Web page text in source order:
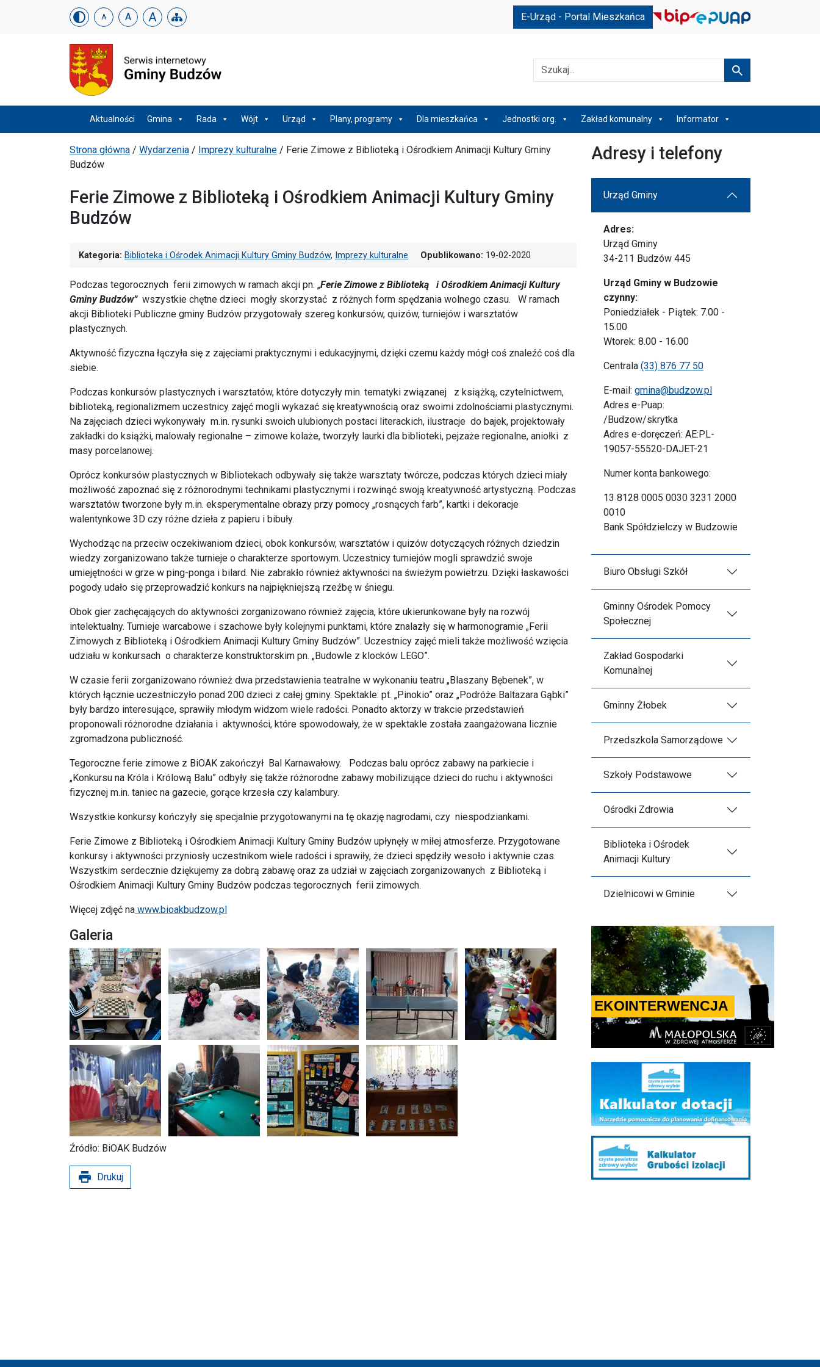
Urząd Gminy w Budzowie
Skip menu A A A E-Urząd - Portal Mieszkańca
Szukaj Szukaj
Menu główneAktualności Gmina Rada Wójt Urząd Plany, programy Dla mieszkańca Jednostki org. Zakład komunalny Informator
Ścieżka powrotu
Strona główna / Wydarzenia / Imprezy kulturalne / Ferie Zimowe z Biblioteką i Ośrodkiem Animacji Kultury Gminy
Budzów
Ferie Zimowe z Biblioteką i Ośrodkiem Animacji Kultury Gminy
Budzów
Kategoria: Biblioteka i Ośrodek Animacji Kultury Gminy Budzów, Imprezy kulturalne Opublikowano: 19-02-2020
Podczas tegorocznych ferii zimowych w ramach akcji pn. „Ferie Zimowe z Biblioteką i Ośrodkiem Animacji Kultury
Gminy Budzów”wszystkie chętne dzieci mogły skorzystać z różnych form spędzania wolnego czasu. W ramach
akcji Biblioteki Publiczne gminy Budzów przygotowały szereg konkursów, quizów, turniejów i warsztatów
plastycznych.
Aktywność fizyczna łączyła się z zajęciami praktycznymi i edukacyjnymi, dzięki czemu każdy mógł coś znaleźć coś dla
siebie.
Podczas konkursów plastycznych i warsztatów, które dotyczyły min. tematyki związanej z książką, czytelnictwem,
biblioteką, regionalizmem uczestnicy zajęć mogli wykazać się kreatywnością oraz swoimi zdolnościami plastycznymi.
Na zajęciach dzieci wykonywały m.in. rysunki swoich ulubionych postaci literackich, ilustracje do bajek, projektowały
zakładki do książki, malowały regionalne – zimowe kolaże, tworzyły laurki dla biblioteki, pejzaże regionalne, aniołki z
masy porcelanowej.
Oprócz konkursów plastycznych w Bibliotekach odbywały się także warsztaty twórcze, podczas których dzieci miały
możliwość zapoznać się z różnorodnymi technikami plastycznymi i rozwinąć swoją kreatywność artystyczną. Podczas
warsztatów tworzone były m.in. eksperymentalne obrazy przy pomocy „rosnących farb”, kartki i dekoracje
walentynkowe 3D czy różne dzieła z papieru i bibuły.
Wychodząc na przeciw oczekiwaniom dzieci, obok konkursów, warsztatów i quizów dotyczących różnych dziedzin
wiedzy zorganizowano także turnieje o charakterze sportowym. Uczestnicy turniejów mogli sprawdzić swoje
umiejętności w grze w ping-ponga i bilard. Nie zabrakło również aktywności na świeżym powietrzu. Dzięki łaskawości
pogody udało się przeprowadzić konkurs na najpiękniejszą rzeźbę w śniegu.
Obok gier zachęcających do aktywności zorganizowano również zajęcia, które ukierunkowane były na rozwój
intelektualny. Turnieje warcabowe i szachowe były kolejnymi punktami, które znalazły się w harmonogramie „Ferii
Zimowych z Biblioteką i Ośrodkiem Animacji Kultury Gminy Budzów”. Uczestnicy zajęć mieli także możliwość wzięcia
udziału w konkursach o charakterze konstruktorskim pn. „Budowle z klocków LEGO”.
W czasie ferii zorganizowano również dwa przedstawienia teatralne w wykonaniu teatru „Blaszany Bębenek”, w
których łącznie uczestniczyło ponad 200 dzieci z całej gminy. Spektakle: pt. „Pinokio” oraz „Podróże Baltazara Gąbki”
były bardzo interesujące, sprawiły młodym widzom wiele radości. Ponadto aktorzy w trakcie przedstawień
proponowali różnorodne działania i aktywności, które spowodowały, że w spektakle została zaangażowana licznie
zgromadzona publiczność.
Tegoroczne ferie zimowe z BiOAK zakończył Bal Karnawałowy. Podczas balu oprócz zabawy na parkiecie i
„Konkursu na Króla i Królową Balu” odbyły się także różnorodne zabawy mobilizujące dzieci do ruchu i aktywności
fizycznej m.in. taniec na gazecie, gorące krzesła czy kalambury.
Wszystkie konkursy kończyły się specjalnie przygotowanymi na tę okazję nagrodami, czy niespodziankami.
Ferie Zimowe z Biblioteką i Ośrodkiem Animacji Kultury Gminy Budzów upłynęły w miłej atmosferze. Przygotowane
konkursy i aktywności przyniosły uczestnikom wiele radości i sprawiły, że dzieci spędziły wesoło i aktywnie czas.
Wszystkim serdecznie dziękujemy za dobrą zabawę oraz za udział w zajęciach zorganizowanych z Biblioteką i
Ośrodkiem Animacji Kultury Gminy Budzów podczas tegorocznych ferii zimowych.
Więcej zdjęć na www.bioakbudzow.pl
Galeria
Źródło: BiOAK Budzów
print Drukuj
Adresy i telefony
Urząd Gminy
Adres:
Urząd Gminy
34-211 Budzów 445
Urząd Gminy w Budzowie
czynny:
Poniedziałek - Piątek: 7.00 -
15.00
Wtorek: 8.00 - 16.00
Centrala (33) 876 77 50
E-mail: gmina@budzow.pl
Adres e-Puap:
/Budzow/skrytka
Adres e-doręczeń: AE:PL-
19057-55520-DAJET-21
Numer konta bankowego:
13 8128 0005 0030 3231 2000
0010
Bank Spółdzielczy w Budzowie
Biuro Obsługi Szkół
Gminny Ośrodek Pomocy
Społecznej
Zakład Gospodarki
Komunalnej
Gminny Żłobek
Przedszkola Samorządowe
Szkoły Podstawowe
Ośrodki Zdrowia
Biblioteka i Ośrodek
Animacji Kultury
Dzielnicowi w Gminie